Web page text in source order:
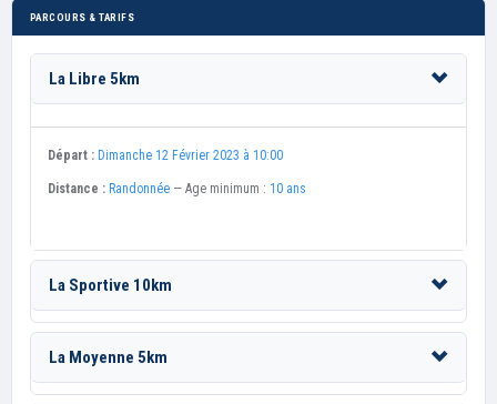
PARCOURS & TARIFS
La Libre 5km
Départ : Dimanche 12 Février 2023 à 10:00
Distance : Randonnée — Age minimum : 10 ans
La Sportive 10km
La Moyenne 5km